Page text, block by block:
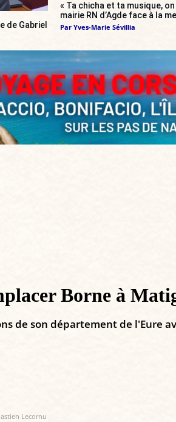
de Gabriel
« Ta chicha et ta musique, on
mairie RN d’Agde face à la
Par Yves-Marie Sévillia
Borne à
de son département de l'Eure
Lecornu